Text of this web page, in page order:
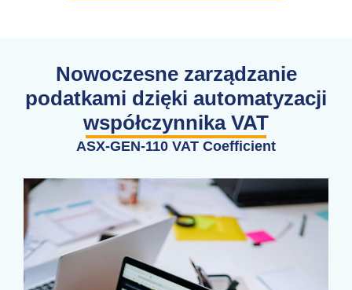
Nowoczesne zarządzanie
podatkami dzięki automatyzacji
współczynnika VAT
ASX-GEN-110 VAT Coefficient